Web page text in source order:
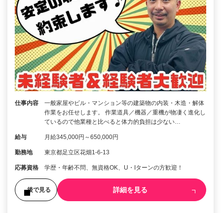
仕事内容
一般家屋やビル・マンション等の建築物の内装・木造・解体
作業をお任せします。 作業道具／機器／重機が物凄く進化し
ているので他業種と比べると体力的負担は少ない…
給与 月給345,000円～650,000円
勤務地 東京都足立区花畑1-6-13
応募資格 学歴・年齢不問、無資格OK、U・Iターンの方歓迎！
後で見る 詳細を見る